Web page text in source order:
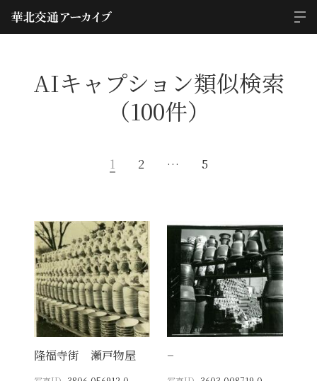
AIキャプション類似検索
（100件）
1 2 … 5
隆福寺街 瀬戸物屋 −